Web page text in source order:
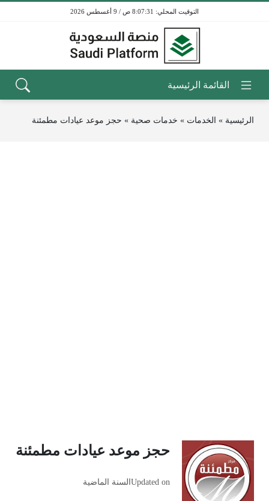
8:07:31 ص / 9 أغسطس 2026
الرئيسية » الخدمات » خدمات صحية » حجز موعد عيادات مطمئنة
حجز موعد عيادات مطمئنة
Updated on السنة الماضية